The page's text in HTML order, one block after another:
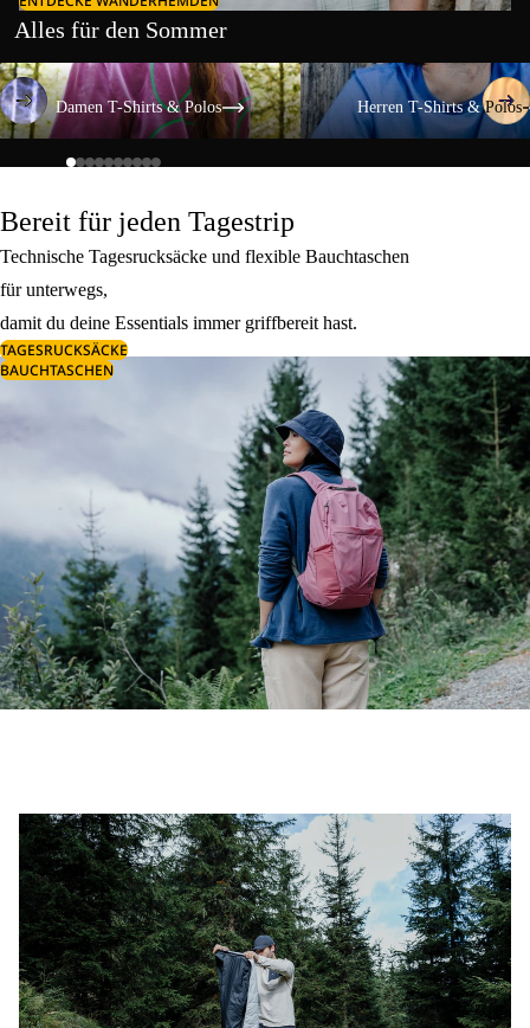
Alles für den Sommer
Damen T-Shirts & Polos
Damen T-Shirts & Polos
Herren T-Shirts & Polos
Herren T-Shirts & Polos
Bereit für jeden Tagestrip
Technische Tagesrucksäcke und flexible Bauchtaschen
für unterwegs,
damit du deine Essentials immer griffbereit hast.
TAGESRUCKSÄCKE
BAUCHTASCHEN